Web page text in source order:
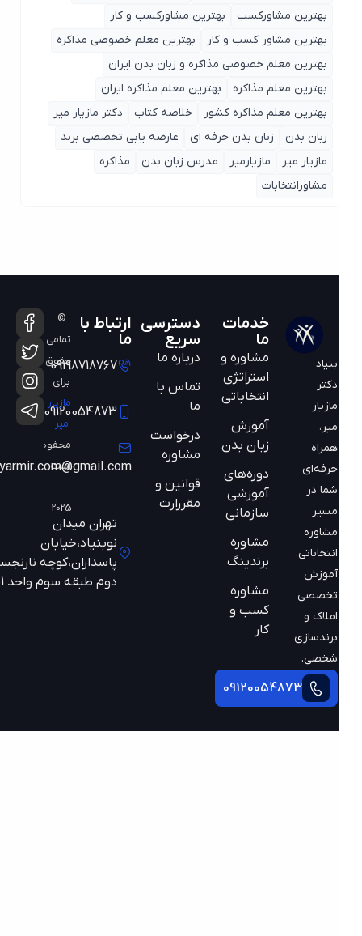
بهترین مشاورکسب
بهترین مشاورکسب و کار
بهترین مشاور کسب و کار
بهترین معلم خصوصی مذاکره
بهترین معلم خصوصی مذاکره و زبان بدن ایران
بهترین معلم مذاکره
بهترین معلم مذاکره ایران
بهترین معلم مذاکره کشور
خلاصه کتاب
دکتر مازیار میر
زبان بدن
زبان بدن حرفه ای
عارضه یابی تخصصی برند
مازیار میر
مازیارمیر مدرس زبان بدن
مذاکره
مشاورانتخابات
مازیار
همراه
حرفه‌ای
شما در
مسیر
مشاوره
انتخاباتی،
آموزش
تخصصی
املاک و
برندسازی
شخصی.
09120054873
خدمات
مشاوره و
استراتژی
انتخاباتی
آموزش
زبان بدن
دوره‌های
آموزشی
سازمانی
مشاوره
برندینگ
مشاوره
کسب و
دسترسی
سریع
درباره ما
تماس با
ما
درخواست
مشاوره
قوانین و
مقررارت
ارتباط با
09198718767
09120054873
mazyarmir.com@gmail.com
تهران میدان
نوبنیاد،خیابان
پاسداران،کوچه نارنجستان
دوم طبقه سوم واحد 301
©
تمامی
حقوق
مازیار
محفوظ
است